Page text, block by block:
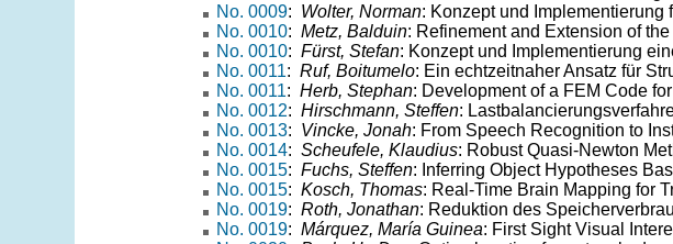
No. 0009: Wolter, Norman: Konzept und Implementierung
No. 0010: Metz, Balduin: Refinement and Extension of
No. 0010: Fürst, Stefan: Konzept und Implementierung
No. 0011: Ruf, Boitumelo: Ein echtzeitnaher Ansatz für
No. 0011: Herb, Stephan: Development of a FEM Code
No. 0012: Hirschmann, Steffen:
No. 0013: Vincke, Jonah: From Speech Recognition to
No. 0014: Scheufele, Klaudius: Robust Quasi-Newton
No. 0015: Fuchs, Steffen: Inferring Object Hypotheses
No. 0015: Kosch, Thomas: Real-Time Brain Mapping for
No. 0019: Roth, Jonathan: Reduktion des
No. 0019: Márquez, María Guinea: First Sight Visual